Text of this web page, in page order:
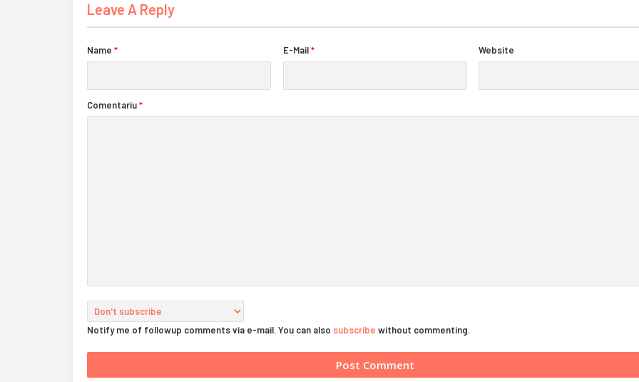
Leave A Reply
Name * E-Mail * Website
Comentariu*
Notify me of followup comments via e-mail. You can also subscribe without commenting.